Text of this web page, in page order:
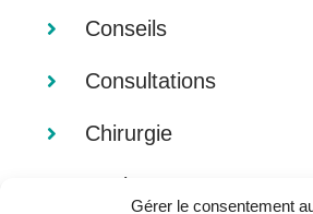
Gérer le consentement
Conseils
Consultations
Chirurgie
Analyses